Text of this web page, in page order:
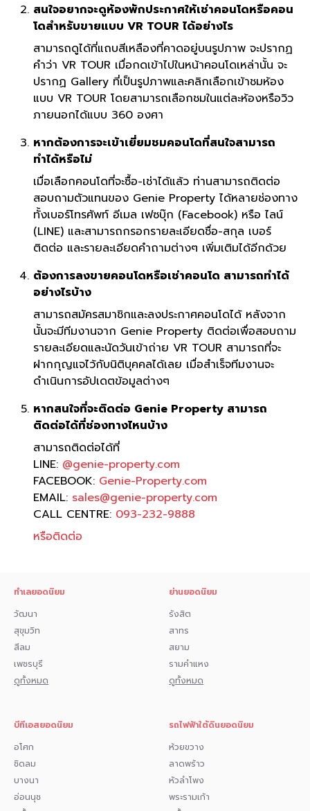
สนใจอยากจะดูห้องพักประกาศให้เช่าคอนโดหรือคอน
โดสำหรับขายแบบ VR TOUR ได้อย่างไร
สามารถดูได้ที่แถบสีเหลืองที่คาดอยู่บนรูปภาพ จะปรากฏ
คำว่า VR TOUR เมื่อกดเข้าไปในหน้าคอนโดเหล่านั้น จะ
ปรากฏ Gallery ที่เป็นรูปภาพและคลิกเลือกเข้าชมห้อง
แบบ VR TOUR โดยสามารถเลือกชมในแต่ละห้องหรือวิว
ภายนอกได้แบบ 360 องศา
หากต้องการจะเข้าเยี่ยมชมคอนโดที่สนใจสามารถ
ทำได้หรือไม่
เมื่อเลือกคอนโดที่จะซื้อ-เช่าได้แล้ว ท่านสามารถติดต่อ
สอบถามตัวแทนของ Genie Property ได้หลายช่องทาง
ทั้งเบอร์โทรศัพท์ อีเมล เฟซบุ๊ก (Facebook) หรือ ไลน์
(LINE) และสามารถกรอกรายละเอียดชื่อ-สกุล เบอร์
ติดต่อ และรายละเอียดคำถามต่างๆ เพิ่มเติมได้อีกด้วย
ต้องการลงขายคอนโดหรือเช่าคอนโด สามารถทำได้
อย่างไรบ้าง
สามารถสมัครสมาชิกและลงประกาศคอนโดได้ หลังจาก
นั้นจะมีทีมงานจาก Genie Property ติดต่อเพื่อสอบถาม
รายละเอียดและนัดวันเข้าถ่าย VR TOUR สามารถที่จะ
ฝากกุญแจไว้กับนิติบุคคลได้เลย เมื่อสำเร็จทีมงานจะ
ดำเนินการอัปเดตข้อมูลต่างๆ
หากสนใจที่จะติดต่อ Genie Property สามารถ
ติดต่อได้ที่ช่องทางไหนบ้าง
สามารถติดต่อได้ที่
LINE: @genie-property.com
FACEBOOK: Genie-Property.com
EMAIL: sales@genie-property.com
CALL CENTRE: 093-232-9888
หรือติดต่อ
ทำเลยอดนิยม
วัฒนา
สุขุมวิท
สีลม
เพชรบุรี
ดูทั้งหมด
ย่านยอดนิยม
รังสิต
สาทร
สยาม
รามคำแหง
ดูทั้งหมด
บีทีเอสยอดนิยม
อโศก
ชิดลม
บางนา
อ่อนนุช
รถไฟฟ้าใต้ดินยอดนิยม
ห้วยขวาง
ลาดพร้าว
หัวลำโพง
พระรามเก้า